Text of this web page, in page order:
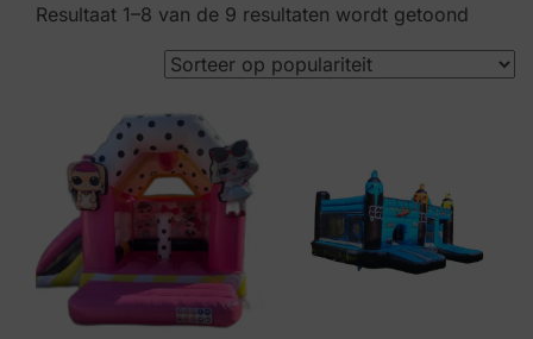
Resultaat 1–8 van de 9 resultaten wordt getoond